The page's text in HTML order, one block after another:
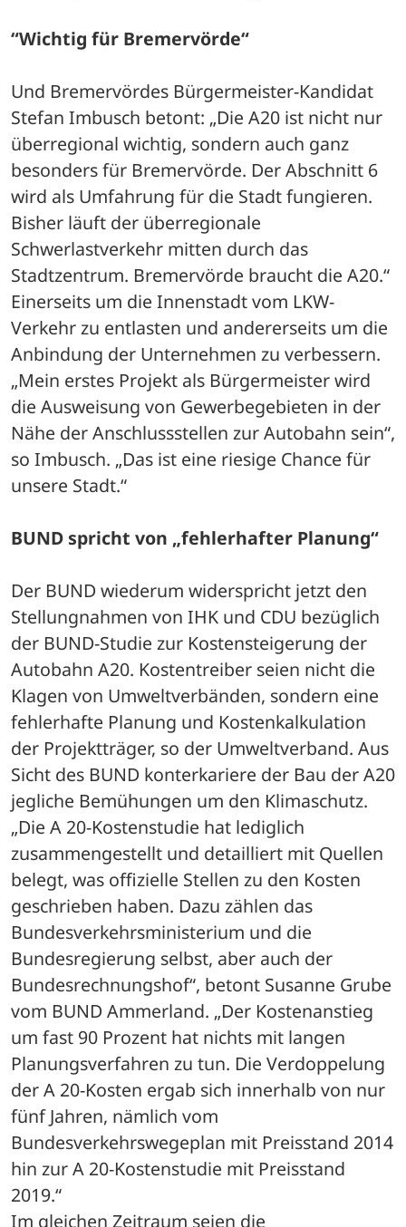
“Wichtig für Bremervörde“
Und Bremervördes Bürgermeister-Kandidat
Stefan Imbusch betont: „Die A20 ist nicht nur
überregional wichtig, sondern auch ganz
besonders für Bremervörde. Der Abschnitt 6
wird als Umfahrung für die Stadt fungieren.
Bisher läuft der überregionale
Schwerlastverkehr mitten durch das
Stadtzentrum. Bremervörde braucht die A20.“
Einerseits um die Innenstadt vom LKW-
Verkehr zu entlasten und andererseits um die
Anbindung der Unternehmen zu verbessern.
„Mein erstes Projekt als Bürgermeister wird
die Ausweisung von Gewerbegebieten in der
Nähe der Anschlussstellen zur Autobahn sein“,
so Imbusch. „Das ist eine riesige Chance für
unsere Stadt.“
BUND spricht von „fehlerhafter Planung“
Der BUND wiederum widerspricht jetzt den
Stellungnahmen von IHK und CDU bezüglich
der BUND-Studie zur Kostensteigerung der
Autobahn A20. Kostentreiber seien nicht die
Klagen von Umweltverbänden, sondern eine
fehlerhafte Planung und Kostenkalkulation
der Projektträger, so der Umweltverband. Aus
Sicht des BUND konterkariere der Bau der A20
jegliche Bemühungen um den Klimaschutz.
„Die A 20-Kostenstudie hat lediglich
zusammengestellt und detailliert mit Quellen
belegt, was offizielle Stellen zu den Kosten
geschrieben haben. Dazu zählen das
Bundesverkehrsministerium und die
Bundesregierung selbst, aber auch der
Bundesrechnungshof“, betont Susanne Grube
vom BUND Ammerland. „Der Kostenanstieg
um fast 90 Prozent hat nichts mit langen
Planungsverfahren zu tun. Die Verdoppelung
der A 20-Kosten ergab sich innerhalb von nur
fünf Jahren, nämlich vom
Bundesverkehrswegeplan mit Preisstand 2014
hin zur A 20-Kostenstudie mit Preisstand
2019.“
Im gleichen Zeitraum seien die